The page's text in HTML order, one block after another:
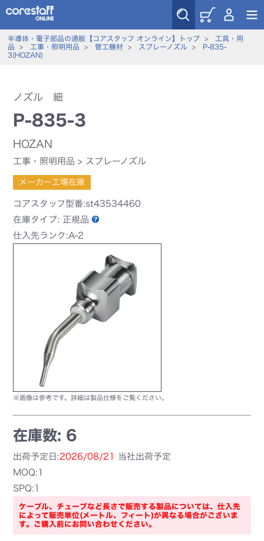
半導体・電子部品の通販【コアスタッフ オンライン】トップ>
工具・用
品 > 工事・照明用品 > 管工機材> スプレーノズル>
P-835-
3(HOZAN)
ノズル 細
P-835-3
HOZAN
工事・照明用品 > スプレーノズル
メーカー工場在庫
コアスタッフ型番:st43534460
在庫タイプ: 正規品
仕入先ランク:A-2
※画像は参考です。詳細は製品仕様をご覧ください。
在庫数: 6
出荷予定日:2026/08/21
当社出荷予定
MOQ:1
SPQ:1
ケーブル、チューブなど長さで販売する製品については、仕入先
によって販売単位(メートル、フィート)が異なる場合がございま
す。ご購入前にお問い合わせください。